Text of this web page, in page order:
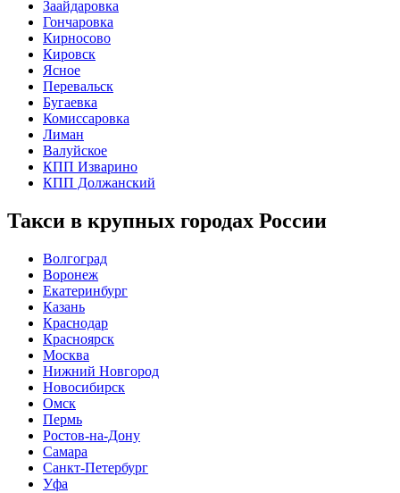
Заайдаровка
Гончаровка
Кирносово
Кировск
Ясное
Перевальск
Бугаевка
Комиссаровка
Лиман
Валуйское
КПП Изварино
КПП Должанский
Такси в крупных городах России
Волгоград
Воронеж
Екатеринбург
Казань
Краснодар
Красноярск
Москва
Нижний Новгород
Новосибирск
Омск
Пермь
Ростов-на-Дону
Самара
Санкт-Петербург
Уфа